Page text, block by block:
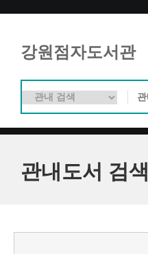
강원점자도서관
관내도서 검색